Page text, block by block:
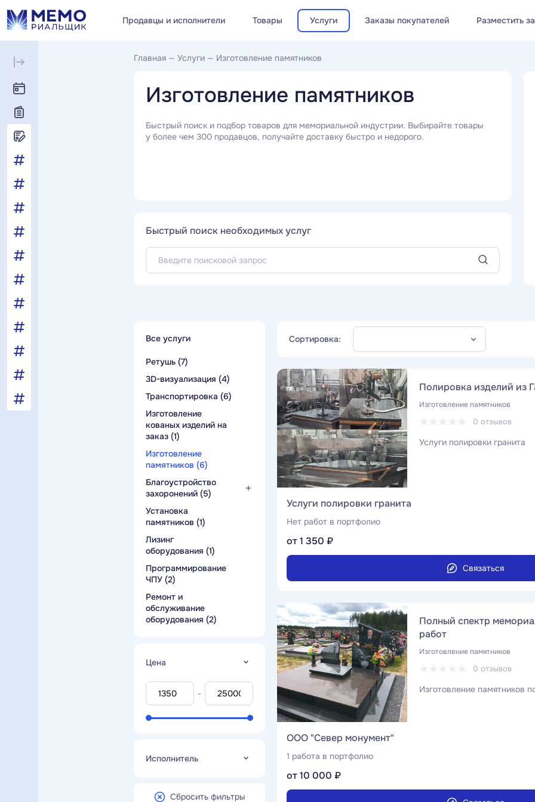
Продавцы и исполнители Товары Услуги Заказы покупателей Разместить
Главная — Услуги — Изготовление памятников
Изготовление памятников
Быстрый поиск и подбор товаров для мемориальной индустрии. Выбирайте товары
у более чем 300 продавцов, получайте доставку быстро и недорого.
Быстрый поиск необходимых услуг
Все услуги
Ретушь (7)
3D-визуализация (4)
Транспортировка (6)
Изготовление
кованых изделий на
заказ (1)
Изготовление
памятников (6)
Благоустройство
захоронений (5)
камушками (2)
работы (укладка
плитки) (1)
Установка
памятников (1)
Лизинг
оборудования (1)
Программирование
ЧПУ (2)
Ремонт и
обслуживание
оборудования (2)
Цена
-
Исполнитель
Сбросить фильтры
Сортировка:
Полировка изделий из
Изготовление памятников
0 отзывов
Услуги полировки гранита
Услуги полировки гранита
Нет работ в портфолио
от 1 350 ₽
Связаться
Полный спектр
работ
Изготовление памятников
0 отзывов
Изготовление памятников
ООО "Север монумент"
1 работа в портфолио
от 10 000 ₽